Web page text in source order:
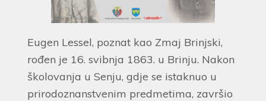
Eugen Lessel, poznat kao Zmaj Brinjski,
rođen je 16. svibnja 1863. u Brinju. Nakon
školovanja u Senju, gdje se istaknuo u
prirodoznanstvenim predmetima, završio